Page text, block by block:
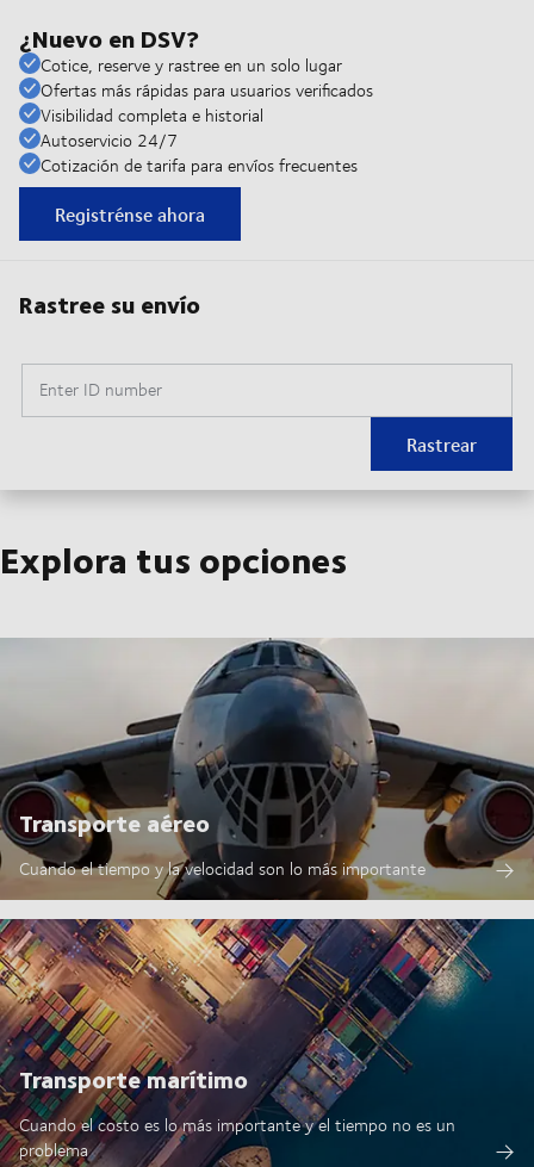
¿Nuevo en DSV?
Cotice, reserve y rastree en un solo lugar
Ofertas más rápidas para usuarios verificados
Visibilidad completa e historial
Autoservicio 24/7
Cotización de tarifa para envíos frecuentes
Registrénse ahora
Rastree su envío
Enter ID number
Rastrear
Explora tus opciones
Transporte aéreo
Cuando el tiempo y la velocidad son lo más importante
Transporte marítimo
Cuando el costo es lo más importante y el tiempo no es un
problema